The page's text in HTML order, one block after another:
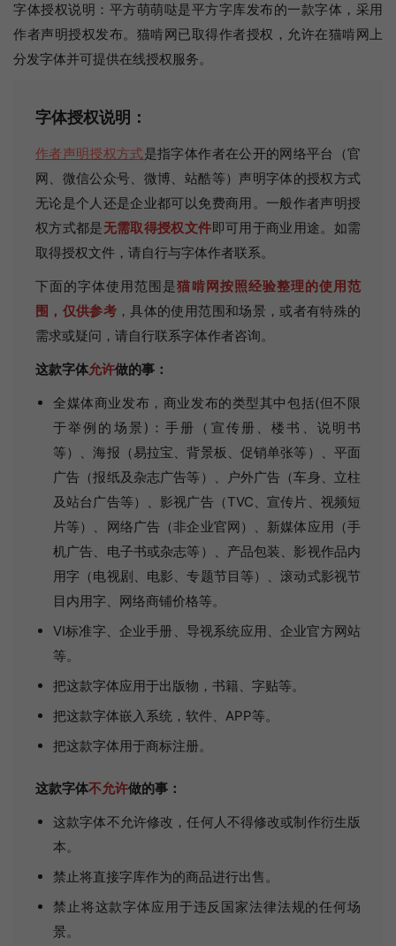
字体授权说明：平方萌萌哒是平方字库发布的一款字体，采用
作者声明授权发布。猫啃网已取得作者授权，允许在猫啃网上
分发字体并可提供在线授权服务。
字体授权说明：
作者声明授权方式是指字体作者在公开的网络平台（官
网、微信公众号、微博、站酷等）声明字体的授权方式
无论是个人还是企业都可以免费商用。一般作者声明授
权方式都是无需取得授权文件即可用于商业用途。如需
取得授权文件，请自行与字体作者联系。
下面的字体使用范围是猫啃网按照经验整理的使用范
围，仅供参考 ，具体的使用范围和场景，或者有特殊的
需求或疑问，请自行联系字体作者咨询。
这款字体允许做的事：
全媒体商业发布，商业发布的类型其中包括(但不限
于举例的场景)：手册（宣传册、楼书、说明书
等）、海报（易拉宝、背景板、促销单张等）、平面
广告（报纸及杂志广告等）、户外广告（车身、立柱
及站台广告等）、影视广告（TVC、宣传片、视频短
片等）、网络广告（非企业官网）、新媒体应用（手
机广告、电子书或杂志等）、产品包装、影视作品内
用字（电视剧、电影、专题节目等）、滚动式影视节
目内用字、网络商铺价格等。
VI标准字、企业手册、导视系统应用、企业官方网站
等。
把这款字体应用于出版物，书籍、字贴等。
把这款字体嵌入系统，软件、APP等。
把这款字体用于商标注册。
这款字体不允许做的事：
这款字体不允许修改，任何人不得修改或制作衍生版
本。
禁止将直接字库作为的商品进行出售。
禁止将这款字体应用于违反国家法律法规的任何场
景。